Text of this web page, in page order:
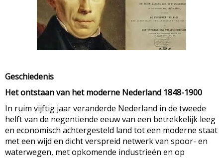
Geschiedenis
Het ontstaan van het moderne Nederland 1848-1900
In ruim vijftig jaar veranderde Nederland in de tweede
helft van de negentiende eeuw van een betrekkelijk leeg
en economisch achtergesteld land tot een moderne staat
met een wijd en dicht verspreid netwerk van spoor- en
waterwegen, met opkomende industrieën en op